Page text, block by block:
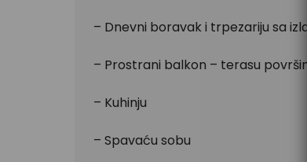
– Dnevni boravak i trpezariju sa
– Prostrani balkon – terasu
– Kuhinju
– Spavaću sobu